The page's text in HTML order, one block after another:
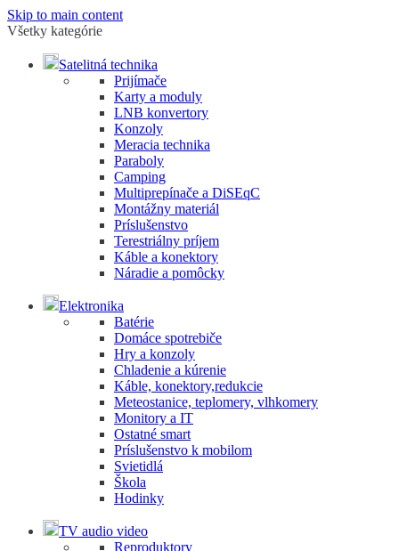
Skip to main content
Všetky kategórie
Satelitná technika
Prijímače
Karty a moduly
LNB konvertory
Konzoly
Meracia technika
Paraboly
Camping
Multiprepínače a DiSEqC
Montážny materiál
Príslušenstvo
Terestriálny príjem
Káble a konektory
Náradie a pomôcky
Elektronika
Batérie
Domáce spotrebiče
Hry a konzoly
Chladenie a kúrenie
Káble, konektory,redukcie
Meteostanice, teplomery, vlhkomery
Monitory a IT
Ostatné smart
Príslušenstvo k mobilom
Svietidlá
Škola
Hodinky
TV audio video
Reproduktory